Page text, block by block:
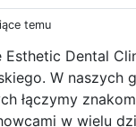
temu
Esthetic Dental
W naszych
łączymy
w wielu